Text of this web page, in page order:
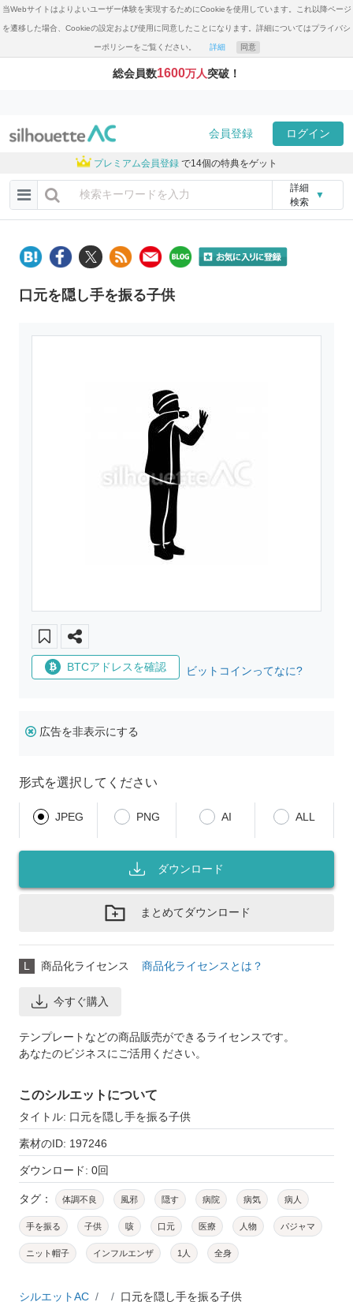
当Webサイトはよりよいユーザー体験を実現するためにCookieを使用しています。これ以降ページ
を遷移した場合、Cookieの設定および使用に同意したことになります。詳細についてはプライバシ
ーポリシーをご覧ください。 詳細 同意
総会員数1600万人突破！
会員登録 ログイン
プレミアム会員登録 で14個の特典をゲット
詳細
検索
▼
口元を隠し手を振る子供
BTCアドレスを確認 ビットコインってなに?
広告を非表示にする
形式を選択してください
JPEG PNG AI ALL
ダウンロード
まとめてダウンロード
L 商品化ライセンス 商品化ライセンスとは？
今すぐ購入
テンプレートなどの商品販売ができるライセンスです。
あなたのビジネスにご活用ください。
このシルエットについて
タイトル: 口元を隠し手を振る子供
素材のID: 197246
ダウンロード: 0回
タグ： 体調不良 風邪 隠す 病院 病気 病人
手を振る 子供 咳 口元 医療 人物 パジャマ
ニット帽子 インフルエンザ 1人 全身
シルエットAC 口元を隠し手を振る子供